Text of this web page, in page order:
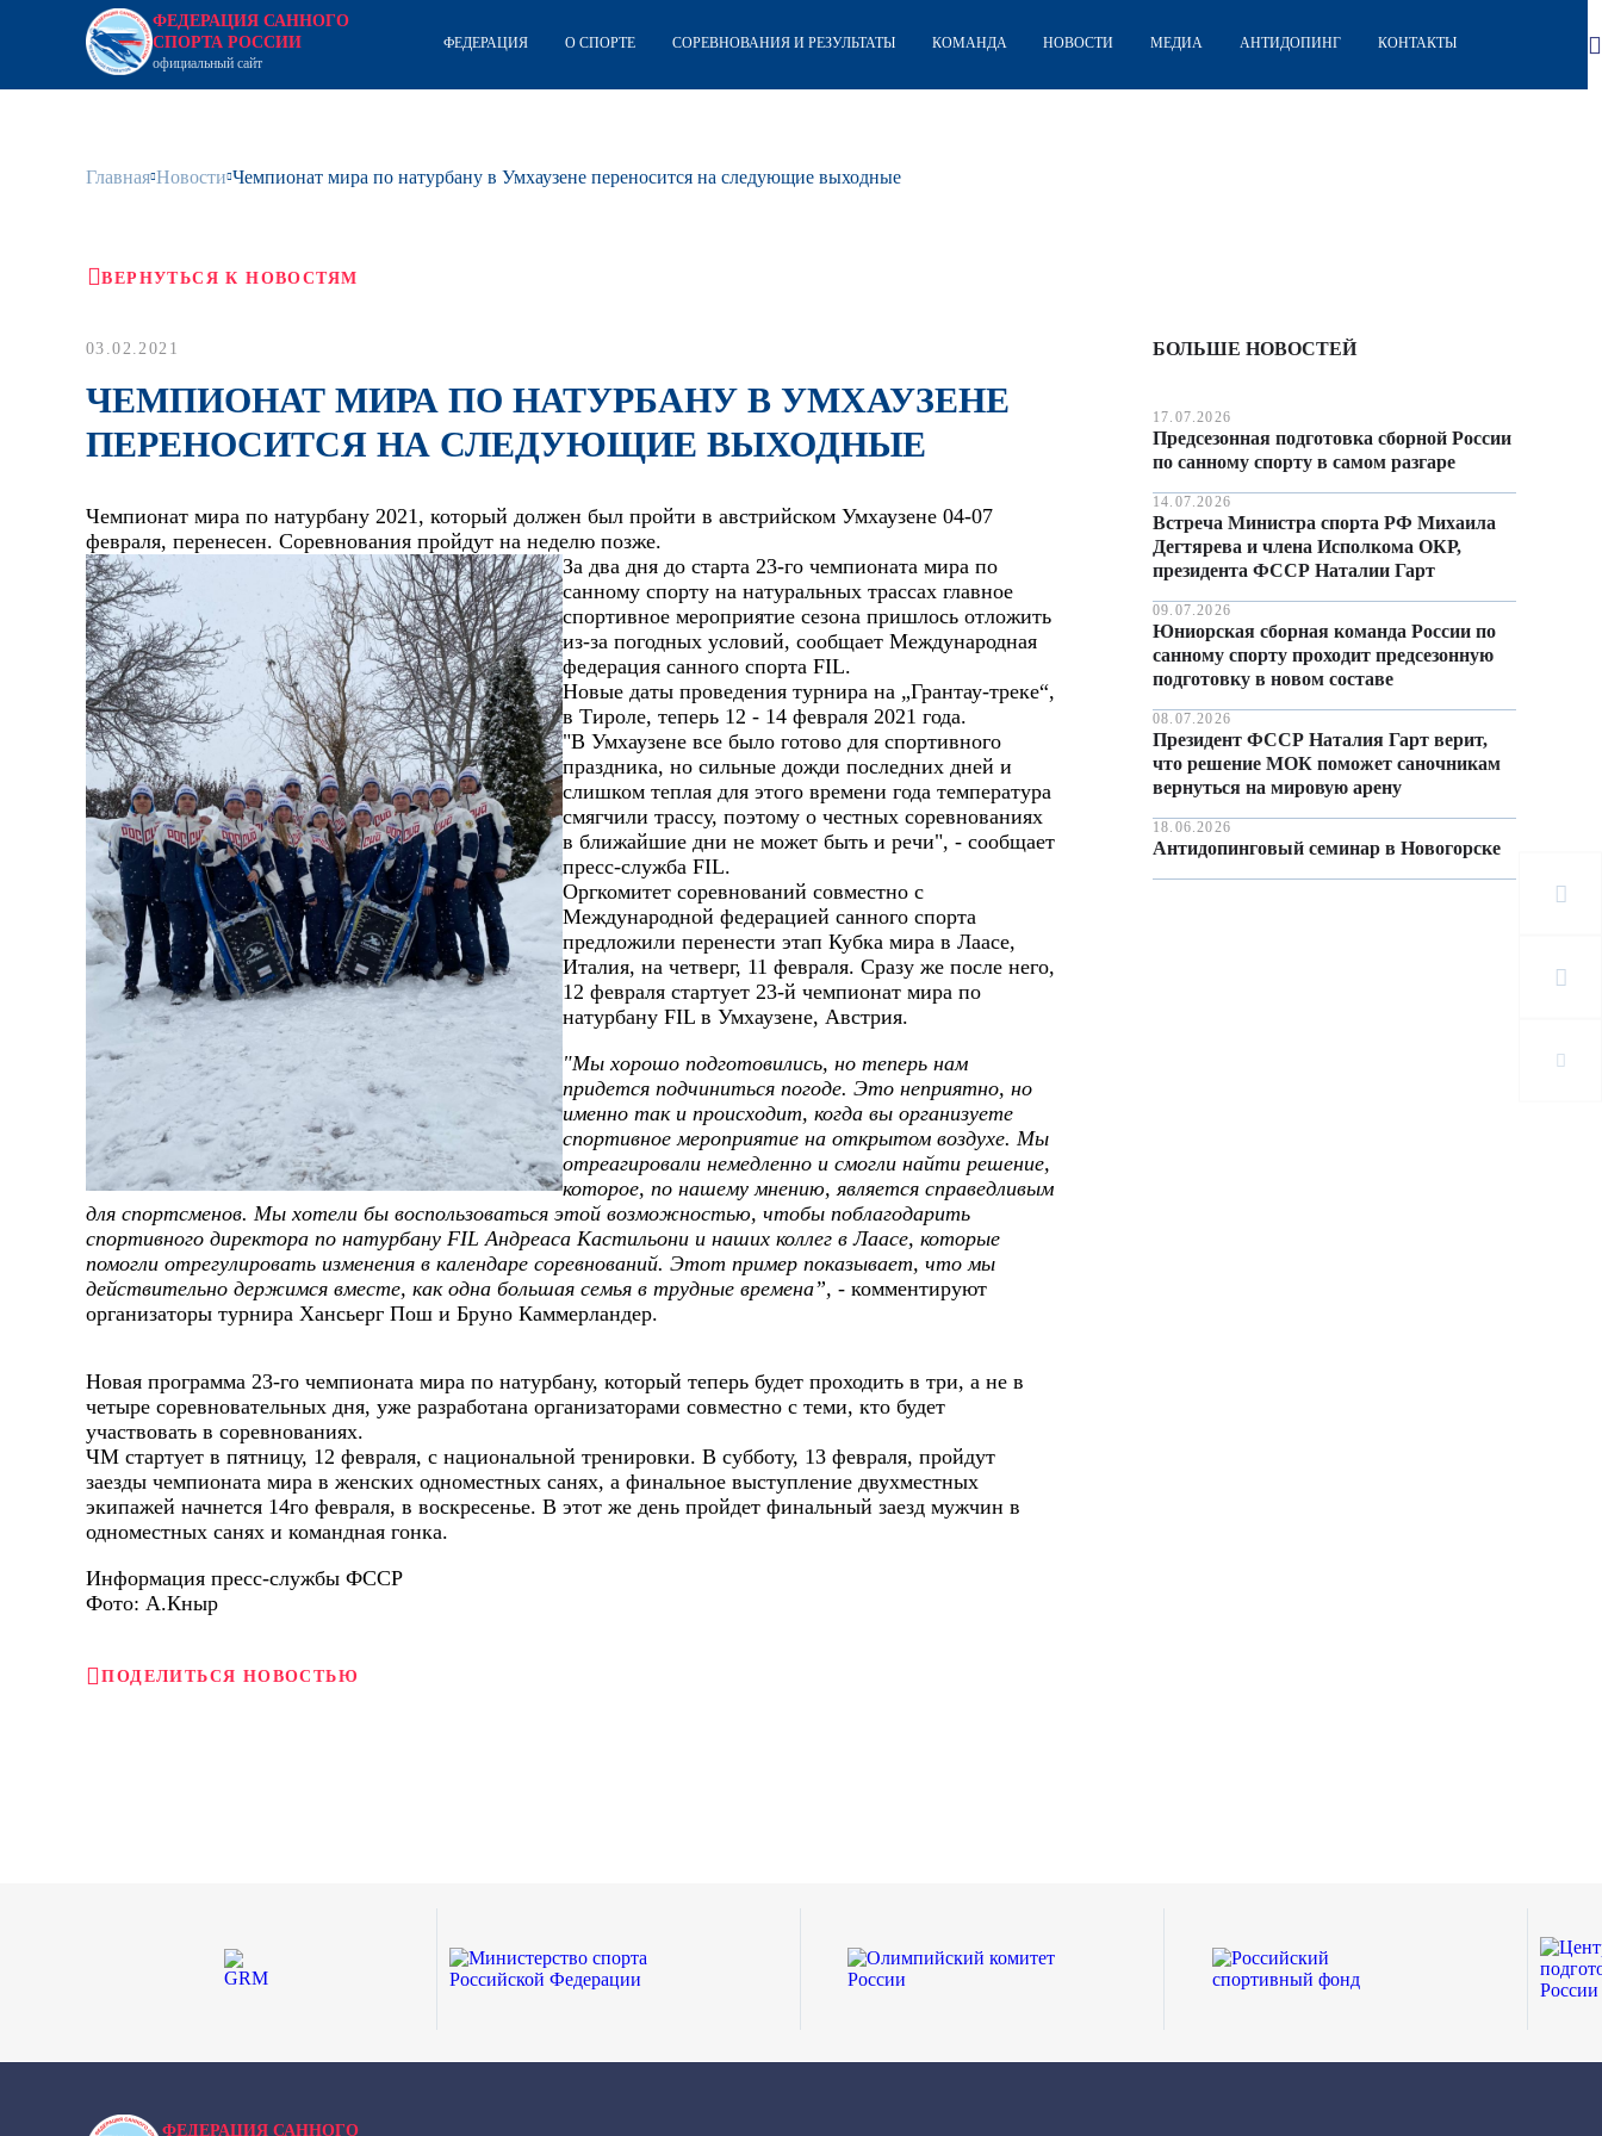
ФЕДЕРАЦИЯ САННОГО
СПОРТА РОССИИ
официальный сайт
ФЕДЕРАЦИЯ О СПОРТЕ СОРЕВНОВАНИЯ И РЕЗУЛЬТАТЫ КОМАНДА НОВОСТИ МЕДИА АНТИДОПИНГ КОНТАКТЫ
Главная Новости Чемпионат мира по натурбану в Умхаузене переносится на следующие выходные
ВЕРНУТЬСЯ К НОВОСТЯМ
03.02.2021
ЧЕМПИОНАТ МИРА ПО НАТУРБАНУ В УМХАУЗЕНЕ
ПЕРЕНОСИТСЯ НА СЛЕДУЮЩИЕ ВЫХОДНЫЕ
Чемпионат мира по натурбану 2021, который должен был пройти в австрийском Умхаузене 04-07
февраля, перенесен. Соревнования пройдут на неделю позже.
За два дня до старта 23-го чемпионата мира по
санному спорту на натуральных трассах главное
спортивное мероприятие сезона пришлось отложить
из-за погодных условий, сообщает Международная
федерация санного спорта FIL.
Новые даты проведения турнира на „Грантау-треке“,
в Тироле, теперь 12 - 14 февраля 2021 года.
"В Умхаузене все было готово для спортивного
праздника, но сильные дожди последних дней и
слишком теплая для этого времени года температура
смягчили трассу, поэтому о честных соревнованиях
в ближайшие дни не может быть и речи", - сообщает
пресс-служба FIL.
Оргкомитет соревнований совместно с
Международной федерацией санного спорта
предложили перенести этап Кубка мира в Лаасе,
Италия, на четверг, 11 февраля. Сразу же после него,
12 февраля стартует 23-й чемпионат мира по
натурбану FIL в Умхаузене, Австрия.
"Мы хорошо подготовились, но теперь нам
придется подчиниться погоде. Это неприятно, но
именно так и происходит, когда вы организуете
спортивное мероприятие на открытом воздухе. Мы
отреагировали немедленно и смогли найти решение,
которое, по нашему мнению, является справедливым
для спортсменов. Мы хотели бы воспользоваться этой возможностью, чтобы поблагодарить
спортивного директора по натурбану FIL Андреаса Кастильони и наших коллег в Лаасе, которые
помогли отрегулировать изменения в календаре соревнований. Этот пример показывает, что мы
действительно держимся вместе, как одна большая семья в трудные времена”, - комментируют
организаторы турнира Хансьерг Пош и Бруно Каммерландер.
Новая программа 23-го чемпионата мира по натурбану, который теперь будет проходить в три, а не в
четыре соревновательных дня, уже разработана организаторами совместно с теми, кто будет
участвовать в соревнованиях.
ЧМ стартует в пятницу, 12 февраля, с национальной тренировки. В субботу, 13 февраля, пройдут
заезды чемпионата мира в женских одноместных санях, а финальное выступление двухместных
экипажей начнется 14го февраля, в воскресенье. В этот же день пройдет финальный заезд мужчин в
одноместных санях и командная гонка.
Информация пресс-службы ФССР
Фото: А.Кныр
ПОДЕЛИТЬСЯ НОВОСТЬЮ
БОЛЬШЕ НОВОСТЕЙ
17.07.2026
Предсезонная подготовка сборной России
по санному спорту в самом разгаре
14.07.2026
Встреча Министра спорта РФ Михаила
Дегтярева и члена Исполкома ОКР,
президента ФССР Наталии Гарт
09.07.2026
Юниорская сборная команда России по
санному спорту проходит предсезонную
подготовку в новом составе
08.07.2026
Президент ФССР Наталия Гарт верит,
что решение МОК поможет саночникам
вернуться на мировую арену
18.06.2026
Антидопинговый семинар в Новогорске
ФЕДЕРАЦИЯ САННОГО